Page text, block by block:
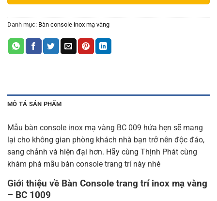
Danh mục: Bàn console inox mạ vàng
MÔ TẢ SẢN PHẨM
Mẫu bàn console inox mạ vàng BC 009 hứa hẹn sẽ mang
lại cho không gian phòng khách nhà bạn trở nên độc đáo,
sang chảnh và hiện đại hơn. Hãy cùng Thịnh Phát cùng
khám phá mẫu bàn console trang trí này nhé
Giới thiệu về Bàn Console trang trí inox mạ vàng
– BC 1009